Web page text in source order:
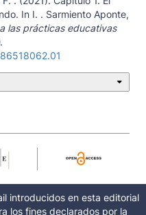
In I. . Sarmiento Aponte,
las prácticas educativas
introducidos en esta editorial
los fines declarados por la